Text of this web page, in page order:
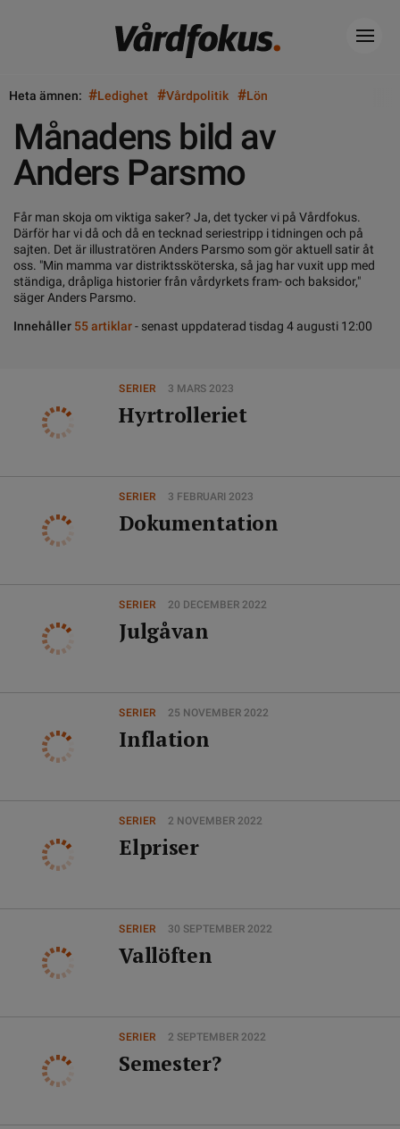
Heta ämnen: #Ledighet #Vårdpolitik #Lön
Månadens bild av
Anders Parsmo
Får man skoja om viktiga saker? Ja, det tycker vi på Vårdfokus.
Därför har vi då och då en tecknad seriestripp i tidningen och på
sajten. Det är illustratören Anders Parsmo som gör aktuell satir åt
oss. "Min mamma var distriktssköterska, så jag har vuxit upp med
ständiga, dråpliga historier från vårdyrkets fram- och baksidor,"
säger Anders Parsmo.
Innehåller 55 artiklar- senast uppdaterad tisdag 4 augusti 12:00
SERIER 3 MARS 2023
Hyrtrolleriet
SERIER 3 FEBRUARI 2023
Dokumentation
SERIER 20 DECEMBER 2022
Julgåvan
SERIER 25 NOVEMBER 2022
Inflation
SERIER 2 NOVEMBER 2022
Elpriser
SERIER 30 SEPTEMBER 2022
Vallöften
SERIER 2 SEPTEMBER 2022
Semester?